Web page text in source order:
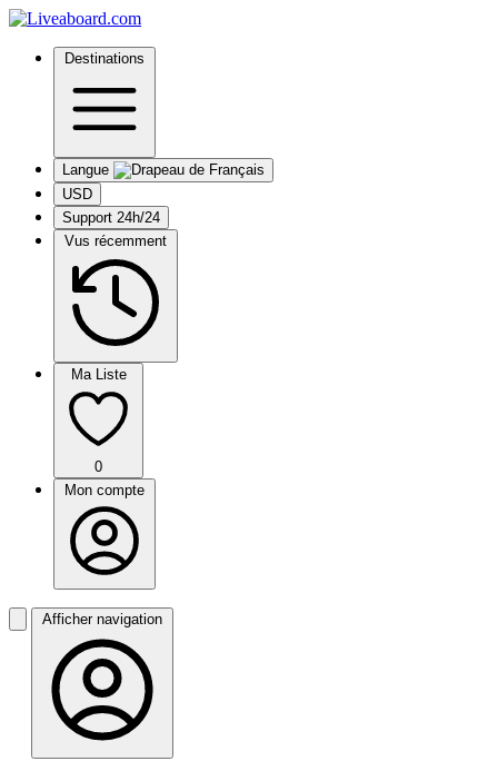
Destinations
Langue
USD
Support 24h/24
Vus récemment
Ma Liste
0
Mon compte
Afficher navigation